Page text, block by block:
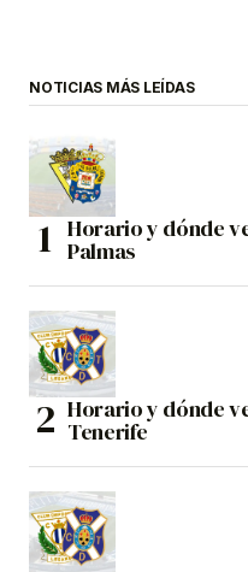
NOTICIAS MÁS LEÍDAS
Horario y dónde
Palmas
Horario y dónde
Tenerife